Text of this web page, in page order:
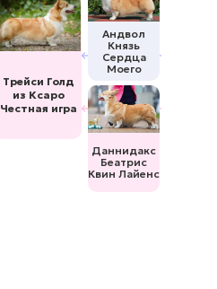
Трейси Голд
из Ксаро
Честная игра
Даннидакс
Беатрис
Квин Лайенс
Андвол
Князь
Сердца
Моего